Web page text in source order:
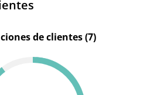
de clientes (7)